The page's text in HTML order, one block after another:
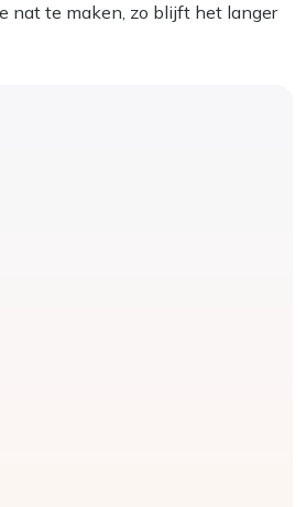
nat te maken, zo blijft het langer